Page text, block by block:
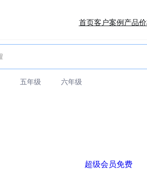
首页客户案例产品
五年级 六年级
超级会员免费